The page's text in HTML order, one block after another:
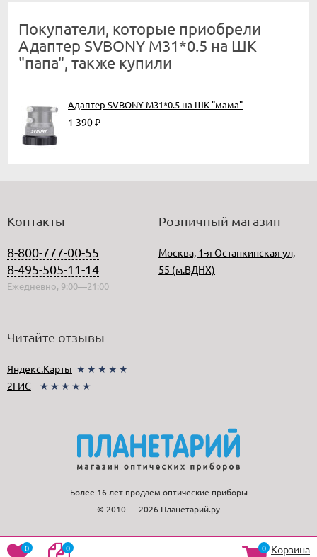
Покупатели, которые приобрели
Адаптер SVBONY M31*0.5 на ШК
"папа", также купили
Адаптер SVBONY M31*0.5 на ШК "мама"
1 390₽
Контакты
8-800-777-00-55
8-495-505-11-14
Ежедневно, 9:00—21:00
Розничный магазин
Москва, 1-я Останкинская ул,
55 (м.ВДНХ)
Читайте отзывы
Яндекс.Карты ★★★★★
2ГИС
★★★★★
Более 16 лет продаём оптические приборы
© 2010 — 2026 Планетарий.ру
0 0 0 Корзина